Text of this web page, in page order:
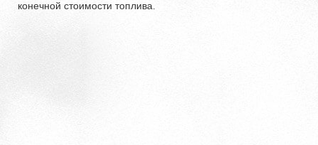
конечной стоимости топлива.